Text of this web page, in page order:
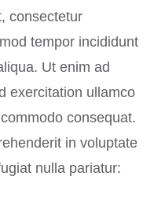
consectetur
tempor incididunt
Ut enim ad
exercitation ullamco
consequat.
in voluptate
nulla pariatur: